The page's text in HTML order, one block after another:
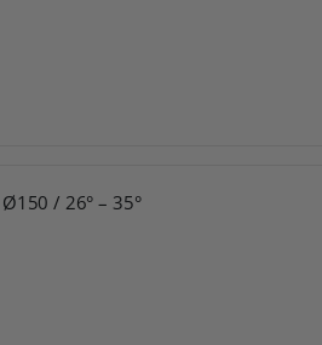
/ 26° – 35°